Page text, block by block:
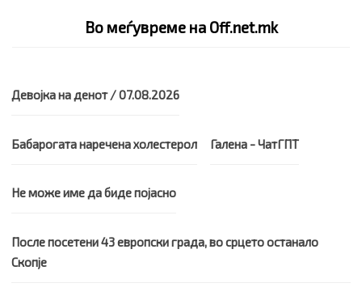
Во меѓувреме на Off.net.mk
Девојка на денот / 07.08.2026
Бабарогата наречена холестерол Галена - ЧатГПТ
Не може име да биде појасно
После посетени 43 европски града, во срцето останало
Скопје